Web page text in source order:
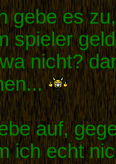
gebe es
spieler
nicht?
auf,
ich echt